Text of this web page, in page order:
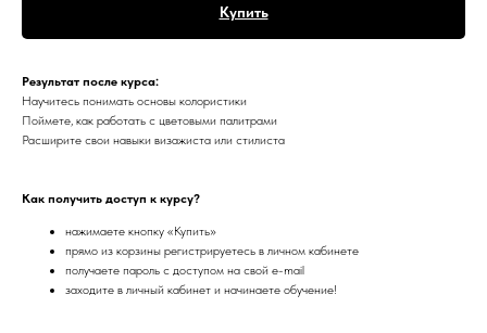
Купить
Результат после курса:
Научитесь понимать основы колористики
Поймете, как работать с цветовыми палитрами
Расширите свои навыки визажиста или стилиста
Как получить доступ к курсу?
нажимаете кнопку «Купить»
прямо из корзины регистрируетесь в личном кабинете
получаете пароль с доступом на свой e-mail
заходите в личный кабинет и начинаете обучение!